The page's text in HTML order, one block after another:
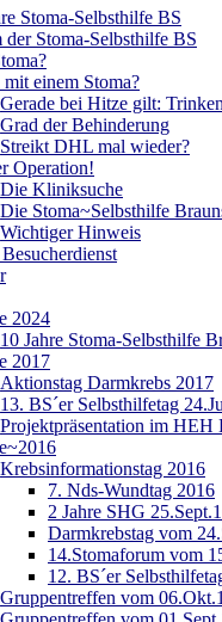
Stoma-Selbsthilfe BS
der Stoma-Selbsthilfe BS
einem Stoma?
Gerade bei Hitze gilt:
Grad der Behinderung
Streikt DHL mal wieder?
Operation!
Die Kliniksuche
Die Stoma~Selbsthilfe
Wichtiger Hinweis
2024
10 Jahre Stoma-Selbsthilfe
2017
Aktionstag Darmkrebs 2017
13. BS´er Selbsthilfetag
Projektpräsentation im HEH
Krebsinformationstag 2016
7. Nds-Wundtag 2016
2 Jahre SHG
Darmkrebstag vom
14.Stomaforum vom
12. BS´er
Gruppentreffen vom